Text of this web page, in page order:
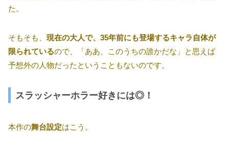
た。
そもそも、 現在の大人で、35年前にも登場するキャラ自体が
限られているので、「ああ、このうちの誰かだな」と思えば
予想外の人物だったということもないのです。
スラッシャーホラー好きには◎！
本作の舞台設定はこう。